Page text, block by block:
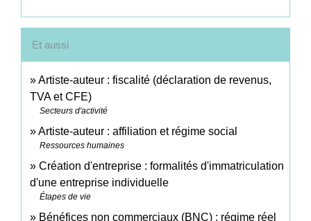
Et aussi
Artiste-auteur : fiscalité (déclaration de revenus,
TVA et CFE)
Secteurs d'activité
Artiste-auteur : affiliation et régime social
Ressources humaines
Création d'entreprise : formalités d'immatriculation
d'une entreprise individuelle
Étapes de vie
Bénéfices non commerciaux (BNC) : régime réel